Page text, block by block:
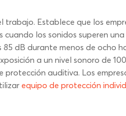
trabajo. Establece que los
los sonidos superen
dB durante menos de ocho
a un nivel sonoro de
auditiva. Los
equipo de protección